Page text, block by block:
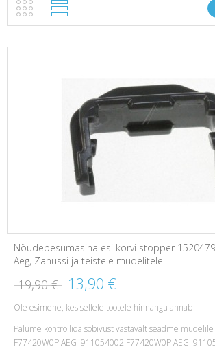
Nõudepesumasina esi korvi stopper
Aeg, Zanussi ja teistele mudelitele
19,90 € 13,90 €
Ole esimene, kes sellele tootele hinnangu annab
Palume kontrollida sobivust vastavalt seadme
F77420W0P AEG 911054002 F77420W0P AEG